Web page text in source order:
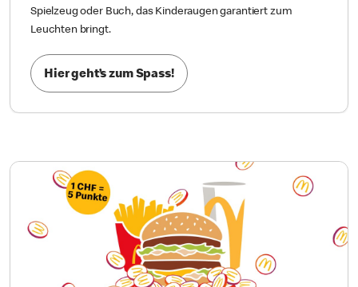
Spielzeug oder Buch, das Kinderaugen garantiert zum
Leuchten bringt.
Hier geht’s zum Spass!